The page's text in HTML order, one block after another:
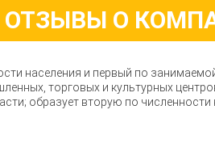
О
населения и первый по
торговых и культурных
образует вторую по